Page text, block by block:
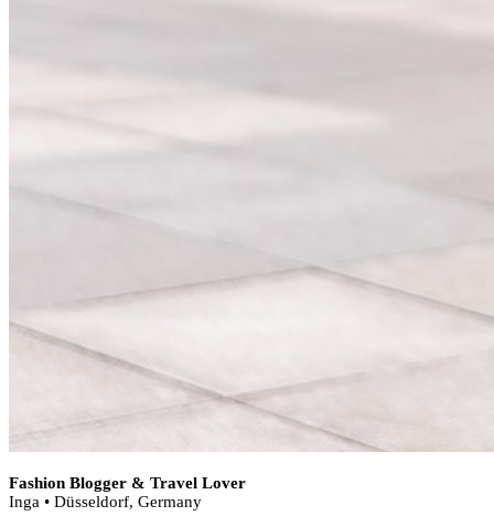
Fashion Blogger & Travel Lover
Inga • Düsseldorf, Germany